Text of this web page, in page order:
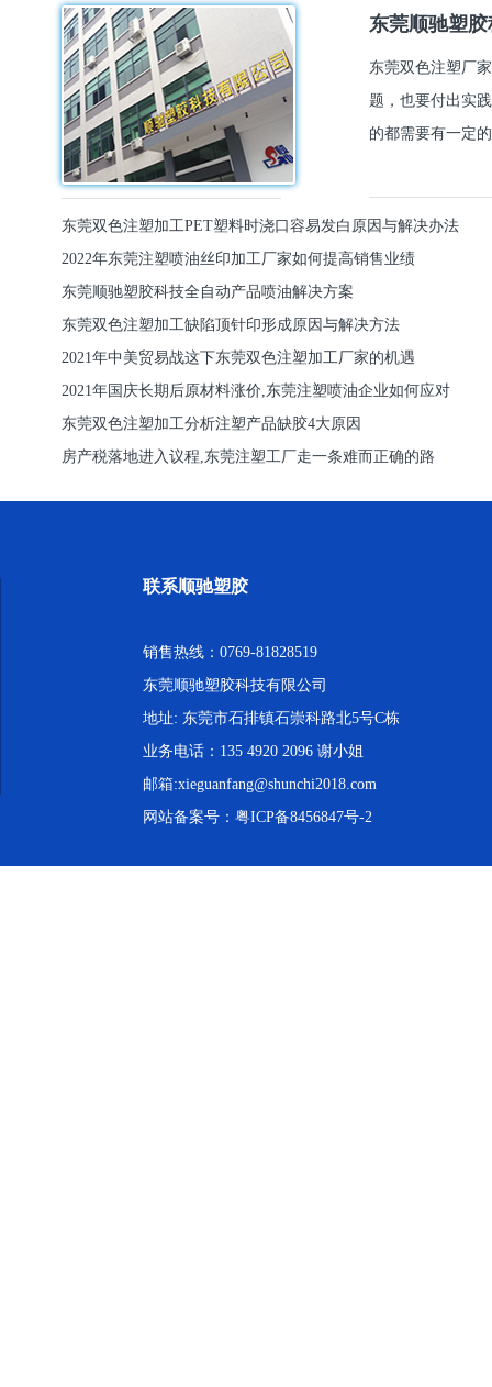
东莞顺驰塑
东莞双色注塑厂
题，也要付出实
的都需要有一定
东莞双色注塑加工PET塑料时浇口容易发白原因与解决办法
2022年东莞注塑喷油丝印加工厂家如何提高销售业绩
东莞顺驰塑胶科技全自动产品喷油解决方案
东莞双色注塑加工缺陷顶针印形成原因与解决方法
2021年中美贸易战这下东莞双色注塑加工厂家的机遇
2021年国庆长期后原材料涨价,东莞注塑喷油企业如何应对
东莞双色注塑加工分析注塑产品缺胶4大原因
房产税落地进入议程,东莞注塑工厂走一条难而正确的路
联系顺驰塑胶
销售热线：0769-81828519
东莞顺驰塑胶科技有限公司
地址: 东莞市石排镇石崇科路北5号C栋
业务电话：135 4920 2096 谢小姐
邮箱:xieguanfang@shunchi2018.com
网站备案号： 粤ICP备8456847号-2